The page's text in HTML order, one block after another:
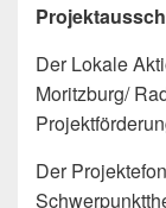
Der Lokale
Moritzburg/
Der